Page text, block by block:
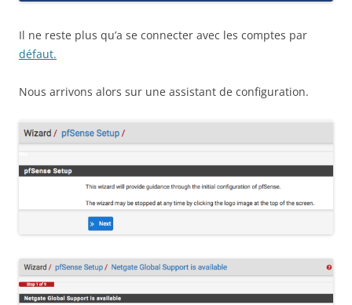
Il ne reste plus qu’a se connecter avec les comptes par
défaut.
Nous arrivons alors sur une assistant de configuration.